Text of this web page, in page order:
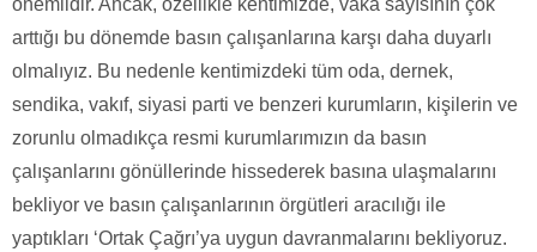
önemlidir. Ancak, özellikle kentimizde, vaka sayısının çok
arttığı bu dönemde basın çalışanlarına karşı daha duyarlı
olmalıyız. Bu nedenle kentimizdeki tüm oda, dernek,
sendika, vakıf, siyasi parti ve benzeri kurumların, kişilerin ve
zorunlu olmadıkça resmi kurumlarımızın da basın
çalışanlarını gönüllerinde hissederek basına ulaşmalarını
bekliyor ve basın çalışanlarının örgütleri aracılığı ile
yaptıkları ‘Ortak Çağrı’ya uygun davranmalarını bekliyoruz.